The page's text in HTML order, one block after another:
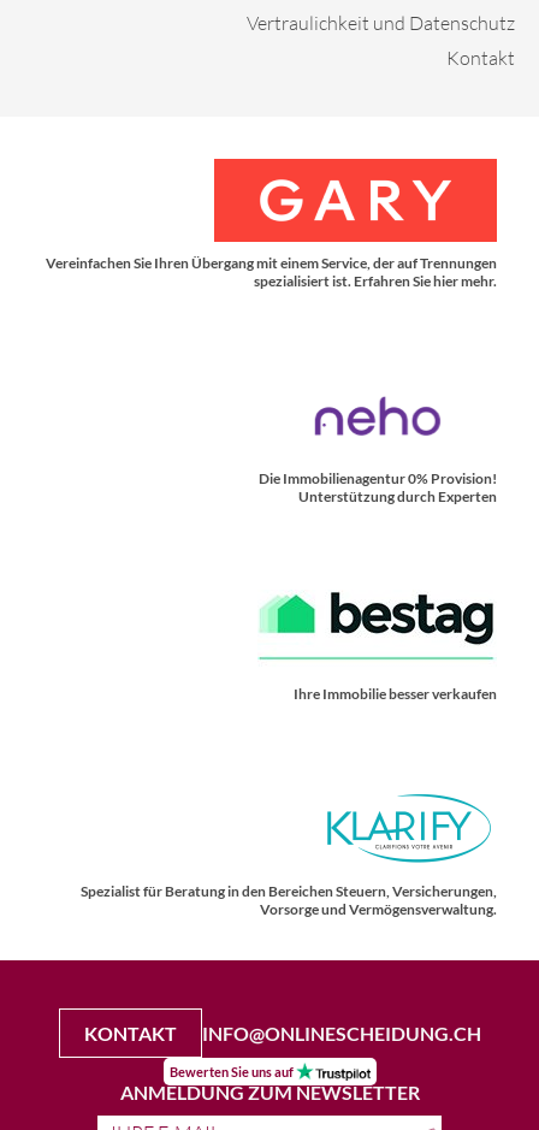
Vertraulichkeit und Datenschutz
Kontakt
Vereinfachen Sie Ihren Übergang mit einem Service, der auf Trennungen
spezialisiert ist. Erfahren Sie hier mehr.
Die Immobilienagentur 0% Provision!
Unterstützung durch Experten
Ihre Immobilie besser verkaufen
Spezialist für Beratung in den Bereichen Steuern, Versicherungen,
Vorsorge und Vermögensverwaltung.
KONTAKT INFO@ONLINESCHEIDUNG.CH
Bewerten Sie uns auf
ANMELDUNG ZUM NEWSLETTER